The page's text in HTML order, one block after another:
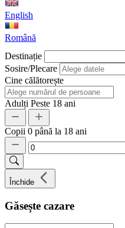
English
Română
Destinație
Sosire/Plecare
Cine călătorește
Adulți Peste 18 ani
Copii 0 până la 18 ani
Închide
Găsește cazare